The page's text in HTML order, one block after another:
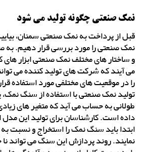
نمک صنعتی چگونه تولید می شود
قبل از پرداخت به نمک صنعتی سمنان،
نمک صنعتی را مورد بررسی قرار دهیم. به
و ساختار های مختلف نمک صنعتی ابزار
می آیند که شرکت های تولید کننده می
را در موقعیت های مختلفی مورد استفاده
تولید نمک صنعتی با استفاده از سنگ
طولانی به حساب می آید که متغیر های
داده است. کارشناسان برای تولید این مدل
ابتدا باید سنگ نمک را استخراج و نسبت
نمایند. روند پردازش این سنگ می تواند